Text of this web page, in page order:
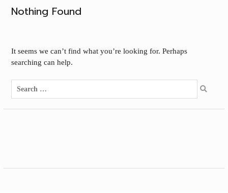
Nothing Found
It seems we can’t find what you’re looking for. Perhaps
searching can help.
Search
for: